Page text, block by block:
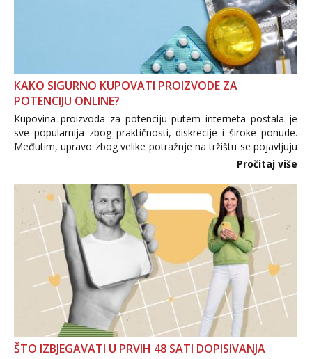
KAKO SIGURNO KUPOVATI PROIZVODE ZA
POTENCIJU ONLINE?
Kupovina proizvoda za potenciju putem interneta postala je
sve popularnija zbog praktičnosti, diskrecije i široke ponude.
Međutim, upravo zbog velike potražnje na tržištu se pojavljuju
i brojni krivotvoreni proizvodi, nepouzdane internetske
Pročitaj više
ŠTO IZBJEGAVATI U PRVIH 48 SATI DOPISIVANJA